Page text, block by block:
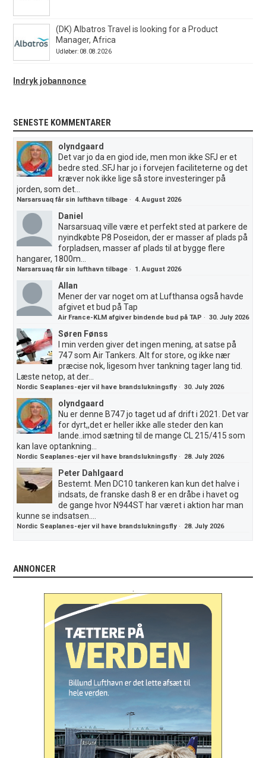
(DK) Albatros Travel is looking for a Product
Manager, Africa
Udløber: 08.08.2026
Indryk jobannonce
SENESTE KOMMENTARER
olyndgaard
Det var jo da en giod ide, men mon ikke SFJ er et
bedre sted..SFJ har jo i forvejen faciliteterne og det
kræver nok ikke lige så store investeringer på
jorden, som det...
Narsarsuaq får sin lufthavn tilbage ·4. August 2026
Daniel
Narsarsuaq ville være et perfekt sted at parkere de
nyindkøbte P8 Poseidon, der er masser af plads på
forpladsen, masser af plads til at bygge flere
hangarer, 1800m...
Narsarsuaq får sin lufthavn tilbage · 1. August 2026
Allan
Mener der var noget om at Lufthansa også havde
afgivet et bud på Tap
Air France-KLM afgiver bindende bud på TAP ·30. July 2026
Søren Fønss
I min verden giver det ingen mening, at satse på
747 som Air Tankers. Alt for store, og ikke nær
præcise nok, ligesom hver tankning tager lang tid.
Læste netop, at der...
Nordic Seaplanes-ejer vil have brandslukningsfly ·30. July 2026
olyndgaard
Nu er denne B747 jo taget ud af drift i 2021. Det var
for dyrt,,det er heller ikke alle steder den kan
lande..imod sætning til de mange CL 215/415 som
kan lave optankning...
Nordic Seaplanes-ejer vil have brandslukningsfly · 28. July 2026
Peter Dahlgaard
Bestemt. Men DC10 tankeren kan kun det halve i
indsats, de franske dash 8 er en dråbe i havet og
de gange hvor N944ST har været i aktion har man
kunne se indsatsen....
Nordic Seaplanes-ejer vil have brandslukningsfly · 28. July 2026
ANNONCER